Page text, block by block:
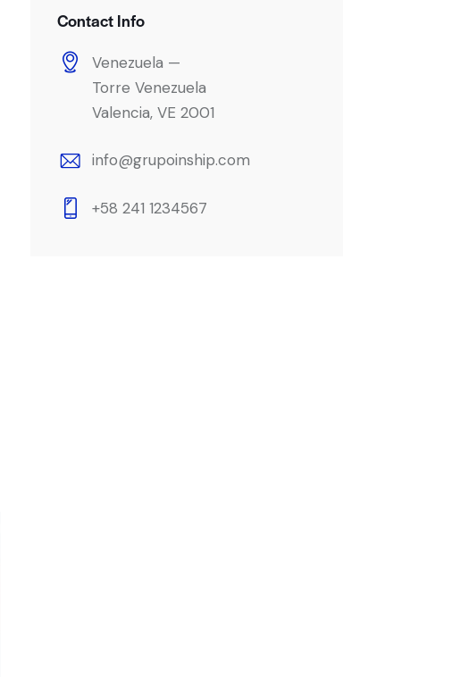
Contact Info
Venezuela —
Torre Venezuela
Valencia, VE 2001
info@grupoinship.com
+58 241 1234567